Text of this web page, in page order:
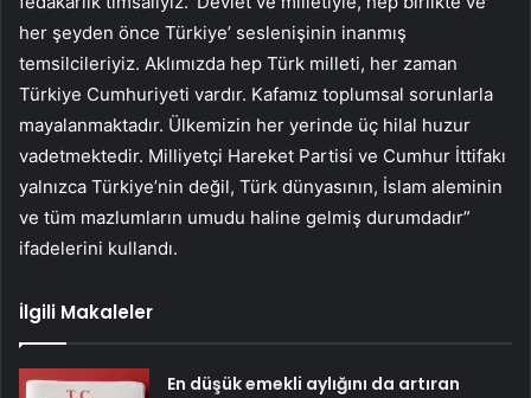
her şeyden önce Türkiye’ seslenişinin inanmış
temsilcileriyiz. Aklımızda hep Türk milleti, her zaman
Türkiye Cumhuriyeti vardır. Kafamız toplumsal sorunlarla
mayalanmaktadır. Ülkemizin her yerinde üç hilal huzur
vadetmektedir. Milliyetçi Hareket Partisi ve Cumhur İttifakı
yalnızca Türkiye’nin değil, Türk dünyasının, İslam aleminin
ve tüm mazlumların umudu haline gelmiş durumdadır”
ifadelerini kullandı.
İlgili Makaleler
En düşük emekli aylığını da artıran